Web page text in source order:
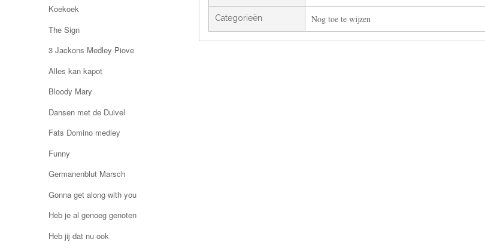
Categorieën Nog toe te wijzen
Koekoek
The Sign
3 Jackons Medley Piove
Alles kan kapot
Bloody Mary
Dansen met de Duivel
Fats Domino medley
Funny
Germanenblut Marsch
Gonna get along with you
Heb je al genoeg genoten
Heb jij dat nu ook